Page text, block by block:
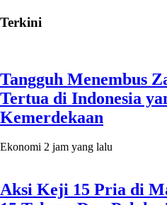
Terkini
Tangguh Menembus
Tertua di Indonesia
Kemerdekaan
Ekonomi 2 jam yang lalu
Aksi Keji 15 Pria di